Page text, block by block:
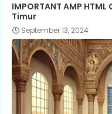
IMPORTANT AMP
Timur
September 13, 2024